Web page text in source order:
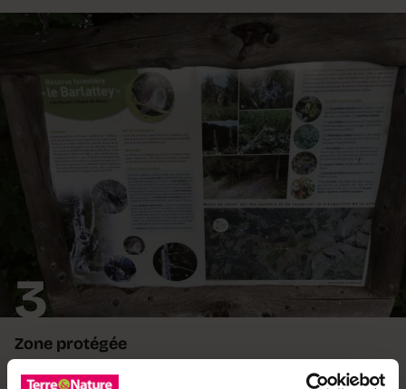
3
Zone protégée
Le sentier se déploie sur le flanc nord-est du Barlattey